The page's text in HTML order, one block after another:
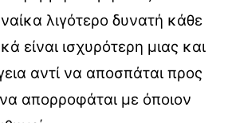
λιγότερο δυνατή κάθε
είναι ισχυρότερη μιας και
αντί να αποσπάται προς
απορροφάται με όποιον